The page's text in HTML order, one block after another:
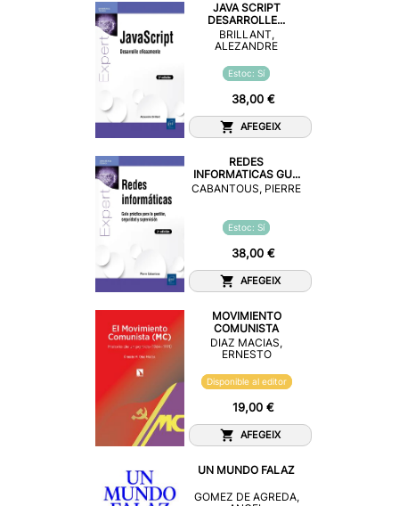
JAVA SCRIPT
DESARROLLE...
BRILLANT,
ALEZANDRE
Estoc: Sí
38,00 €
AFEGEIX
REDES
INFORMATICAS GU...
CABANTOUS, PIERRE
Estoc: Sí
38,00 €
AFEGEIX
MOVIMIENTO
COMUNISTA
DIAZ MACIAS,
ERNESTO
Disponible al editor
19,00 €
AFEGEIX
UN MUNDO FALAZ
GOMEZ DE AGREDA,